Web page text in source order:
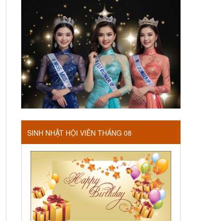
SINH NHẬT HỘI VIÊN THÁNG 08